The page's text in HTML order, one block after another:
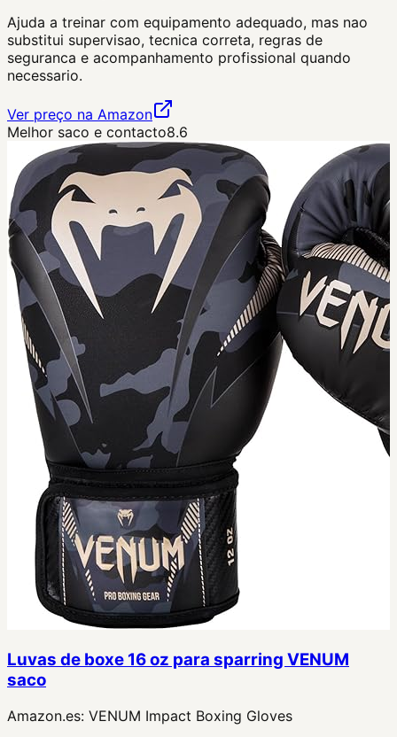
Ajuda a treinar com equipamento adequado, mas nao
substitui supervisao, tecnica correta, regras de
seguranca e acompanhamento profissional quando
necessario.
Ver preço na Amazon
Melhor saco e contacto8.6
Luvas de boxe 16 oz para sparring VENUM
saco
Amazon.es: VENUM Impact Boxing Gloves